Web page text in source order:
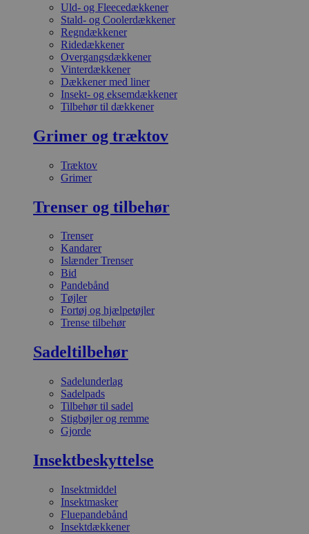
Uld- og Fleecedækkener
Stald- og Coolerdækkener
Regndækkener
Ridedækkener
Overgangsdækkener
Vinterdækkener
Dækkener med liner
Insekt- og eksemdækkener
Tilbehør til dækkener
Grimer og træktov
Træktov
Grimer
Trenser og tilbehør
Trenser
Kandarer
Islænder Trenser
Bid
Pandebånd
Tøjler
Fortøj og hjælpetøjler
Trense tilbehør
Sadeltilbehør
Sadelunderlag
Sadelpads
Tilbehør til sadel
Stigbøjler og remme
Gjorde
Insektbeskyttelse
Insektmiddel
Insektmasker
Fluepandebånd
Insektdækkener